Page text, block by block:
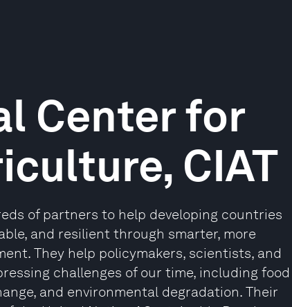
Center for
CIAT
of partners to help developing countries
and resilient through smarter, more
They help policymakers, scientists, and
challenges of our time, including food
and environmental degradation. Their